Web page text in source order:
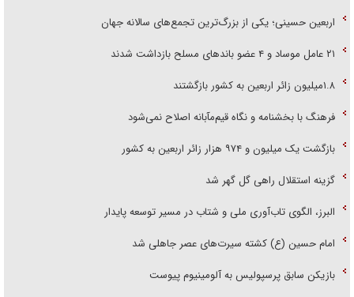
اربعین حسینی؛ یکی از بزرگ‌ترین تجمع‌های سالانه جهان
۲۱ عامل موساد و ۴ عضو باند‌های مسلح بازداشت شدند
۱.۸میلیون زائر اربعین به کشور بازگشتند
فرهنگ با بخشنامه و نگاه قیم‌مآبانه اصلاح نمی‌شود
بازگشت یک میلیون و ۹۷۴ هزار زائر اربعین به کشور
گزینه استقلال راهی گل گهر شد
البرز، الگوی تاب‌آوری ملی و شتاب در مسیر توسعه پایدار
امام حسین (ع) کشته سیرت‌های عصر جاهلی شد
بازیکن سابق پرسپولیس به آلومینیوم پیوست